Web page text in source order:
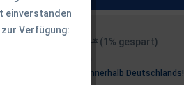
€ * 8,99 € * (1% gespart)
innerhalb Deutschlands!
einverstanden
Verfügung: